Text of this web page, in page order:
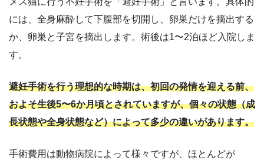
には、全身麻酔して下腹部を切開し、卵巣だけを摘出する
か、卵巣と子宮を摘出します。術後は1〜2泊ほど入院しま
す。
避妊手術を行う理想的な時期は、初回の発情を迎える前、
およそ生後5〜6か月頃とされていますが、個々の状態（成
長状態や全身状態など）によって多少の違いがあります。
手術費用は動物病院によって様々ですが、ほとんどが